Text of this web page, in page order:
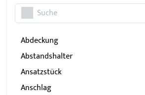
Abdeckung
Abstandshalter
Ansatzstück
Anschlag